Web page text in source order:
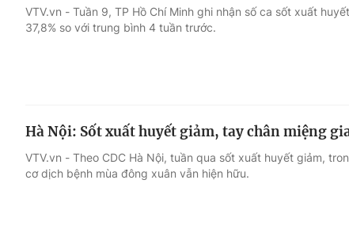
VTV.vn - Tuần 9, TP Hồ Chí Minh ghi nhận số ca sốt xuất
37,8% so với trung bình 4 tuần trước.
Hà Nội: Sốt xuất huyết giảm, tay chân miệng
VTV.vn - Theo CDC Hà Nội, tuần qua sốt xuất huyết giảm,
cơ dịch bệnh mùa đông xuân vẫn hiện hữu.